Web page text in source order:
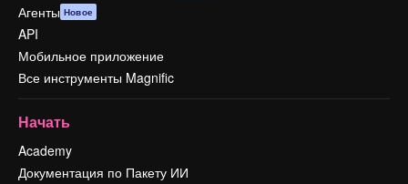
Агенты Новое
API
Мобильное приложение
Все инструменты Magnific
Начать
Academy
Документация по Пакету ИИ